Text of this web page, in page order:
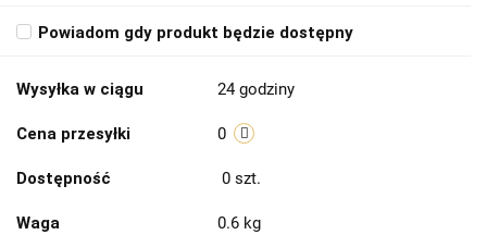
Powiadom gdy produkt będzie dostępny
Wysyłka w ciągu 24 godziny
Cena przesyłki 0
Dostępność 0 szt.
Waga 0.6 kg